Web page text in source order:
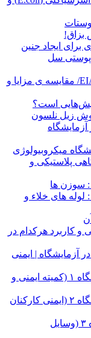
بزاق!
برای ایجاد جنین
پوستی سل
روش های الایزا IEMA و EIA/ مقایسه ی مزایا و
است؟
زیل نلسون
میکروبیولوژی
پلاستیکی و
: سوزن ها
: لوله های خلاء و
و کاربرد هرکدام در
آزمایشگاه | ایمنی
حفاظت و ایمنی در آزمایشگاه ۱ (کمیته ایمنی و
حفاظت و ایمنی در آزمایشگاه ۲ (ایمنی کارکنان
حفاظت و ایمنی آزمایشگاه ۳ (وسایل